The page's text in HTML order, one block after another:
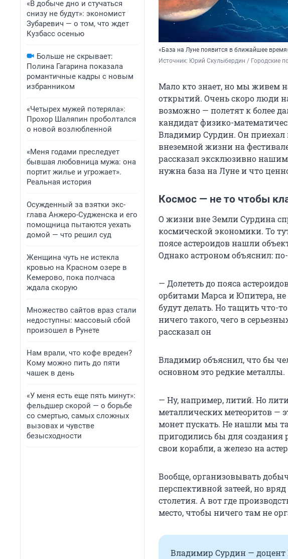
«В добыче дно и стучаться
снизу не будут»: экономист
Зубаревич — о том, что ждет
Кузбасс осенью
Больше не скрывает:
Полина Гагарина показала
романтичные кадры с новым
избранником
«Четырех мужей потеряла»:
Прохор Шаляпин проболтался
о новой возлюбленной
«Меня годами преследует
бывшая любовница мужа: она
портит жилье и угрожает».
Реальная история
Осужденный за взятки экс-
глава Анжеро-Судженска и его
помощница пытаются уехать
домой — что решил суд
Женщина чуть не истекла
кровью на Красном озере в
Кемерово, пока полчаса
ждала скорую
Множество сайтов враз стали
недоступны: массовый сбой
произошел в Рунете
Нам врали, что кофе вреден?
Кому можно пить до пяти
чашек в день
«У меня есть еще пять минут»:
фельдшер скорой — о борьбе
со смертью, самых сложных
вызовах и чувстве
безысходности
«База на Луне появится в ближайшее
Источник: Юрий Скулыбердин / Городские
Мало кто знает, но мы живем
открытий. Очень скоро люди
возможно — полетят к более
кандидат физико-
Владимир Сурдин. Он приехал
внеземной жизни на
рассказал эксклюзивно
нужна база на Луне и что
Космос — не то чтобы
О жизни вне Земли Сурдина
космической экономики. То
поясе астероидов нашли
Однако астроном объяснил:
— Долететь до пояса
орбитами Марса и Юпитера,
будут делать. Но тащить что-
ничего такого, чего в
рассказал он
Владимир объяснил, что бы
основном это редкие металлы.
— Ну, например, литий. Но
металлических метеоритов —
монет пускать. Не нашли мы
пригодились бы для создания
свои корабли, а железо на
Вообще, организовывать
перспективной затеей, но
столетия. А вот где
место, чтобы ничего там не
Владимир Сурдин — доцент